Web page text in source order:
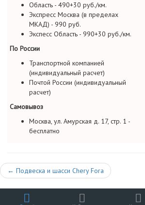
Область - 490+30 руб./км.
Экспресс Москва (в пределах
МКАД) - 990 руб.
Экспесс Область - 990+30 руб./км.
По России
Транспортной компанией
(индивидуальный расчет)
Почтой России (индивидуальный
расчет)
Самовывоз
Москва, ул. Амурская д. 17, стр. 1 -
бесплатно
← Подвеска и шасси Chery Fora